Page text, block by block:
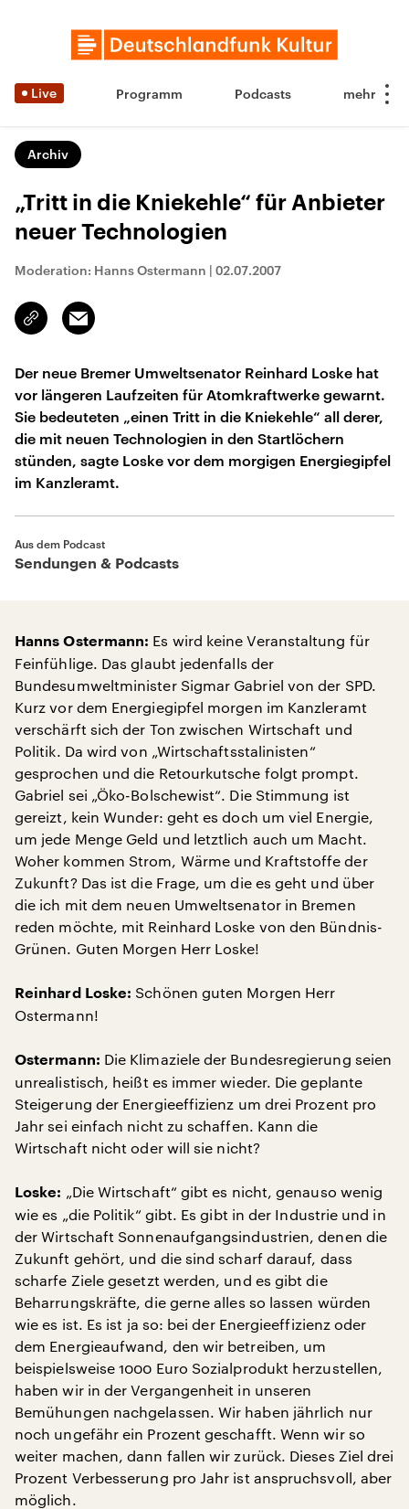
Live Programm Podcasts
Archiv
„Tritt in die Kniekehle“ für Anbieter
neuer Technologien
Moderation: Hanns Ostermann | 02.07.2007
Link
kopieren/teilen
Email
Der neue Bremer Umweltsenator Reinhard Loske hat
vor längeren Laufzeiten für Atomkraftwerke gewarnt.
Sie bedeuteten „einen Tritt in die Kniekehle“ all derer,
die mit neuen Technologien in den Startlöchern
stünden, sagte Loske vor dem morgigen Energiegipfel
im Kanzleramt.
Aus dem Podcast
Sendungen & Podcasts
Hanns Ostermann: Es wird keine Veranstaltung für
Feinfühlige. Das glaubt jedenfalls der
Bundesumweltminister Sigmar Gabriel von der SPD.
Kurz vor dem Energiegipfel morgen im Kanzleramt
verschärft sich der Ton zwischen Wirtschaft und
Politik. Da wird von „Wirtschaftsstalinisten“
gesprochen und die Retourkutsche folgt prompt.
Gabriel sei „Öko-Bolschewist“. Die Stimmung ist
gereizt, kein Wunder: geht es doch um viel Energie,
um jede Menge Geld und letztlich auch um Macht.
Woher kommen Strom, Wärme und Kraftstoffe der
Zukunft? Das ist die Frage, um die es geht und über
die ich mit dem neuen Umweltsenator in Bremen
reden möchte, mit Reinhard Loske von den Bündnis-
Grünen. Guten Morgen Herr Loske!
Reinhard Loske: Schönen guten Morgen Herr
Ostermann!
Ostermann: Die Klimaziele der Bundesregierung seien
unrealistisch, heißt es immer wieder. Die geplante
Steigerung der Energieeffizienz um drei Prozent pro
Jahr sei einfach nicht zu schaffen. Kann die
Wirtschaft nicht oder will sie nicht?
Loske: „Die Wirtschaft“ gibt es nicht, genauso wenig
wie es „die Politik“ gibt. Es gibt in der Industrie und in
der Wirtschaft Sonnenaufgangsindustrien, denen die
Zukunft gehört, und die sind scharf darauf, dass
scharfe Ziele gesetzt werden, und es gibt die
Beharrungskräfte, die gerne alles so lassen würden
wie es ist. Es ist ja so: bei der Energieeffizienz oder
dem Energieaufwand, den wir betreiben, um
beispielsweise 1000 Euro Sozialprodukt herzustellen,
haben wir in der Vergangenheit in unseren
Bemühungen nachgelassen. Wir haben jährlich nur
noch ungefähr ein Prozent geschafft. Wenn wir so
weiter machen, dann fallen wir zurück. Dieses Ziel drei
Prozent Verbesserung pro Jahr ist anspruchsvoll, aber
möglich.